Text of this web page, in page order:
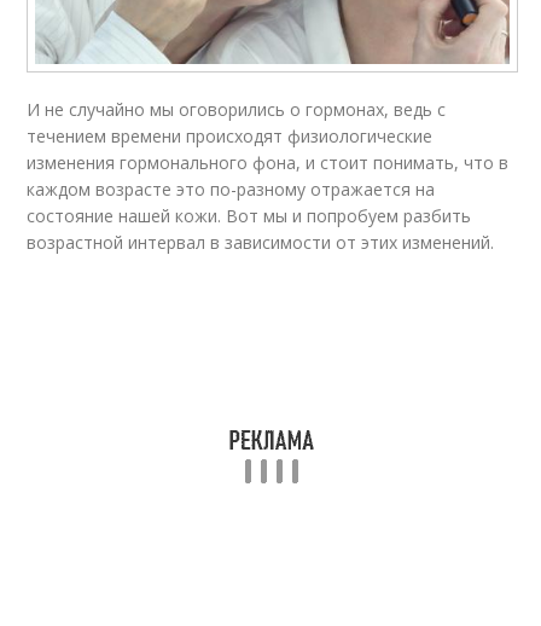
И не случайно мы оговорились о гормонах, ведь с
течением времени происходят физиологические
изменения гормонального фона, и стоит понимать, что в
каждом возрасте это по-разному отражается на
состояние нашей кожи. Вот мы и попробуем разбить
возрастной интервал в зависимости от этих изменений.